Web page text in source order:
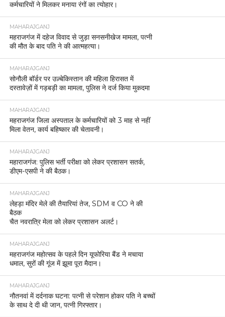
कर्मचारियों ने मिलकर मनाया रंगों का त्योहार।
MAHARAJGANJ
महराजगंज में दहेज विवाद से जुड़ा सनसनीखेज मामला, पत्नी
की मौत के बाद पति ने की आत्महत्या।
MAHARAJGANJ
सोनौली बॉर्डर पर उज़्बेकिस्तान की महिला हिरासत में
दस्तावेज़ों में गड़बड़ी का मामला, पुलिस ने दर्ज किया मुकदमा
MAHARAJGANJ
महराजगंज जिला अस्पताल के कर्मचारियों को 3 माह से नहीं
मिला वेतन, कार्य बहिष्कार की चेतावनी।
MAHARAJGANJ
महाराजगंज: पुलिस भर्ती परीक्षा को लेकर प्रशासन सतर्क,
डीएम-एसपी ने की बैठक।
MAHARAJGANJ
लेहड़ा मंदिर मेले की तैयारियां तेज, SDM व CO ने की
बैठक
चैत नवरात्रि मेला को लेकर प्रशासन अलर्ट।
MAHARAJGANJ
महराजगंज महोत्सव के पहले दिन यूफोरिया बैंड ने मचाया
धमाल, सुरों की गूंज में झूमा पूरा मैदान।
MAHARAJGANJ
नौतनवां में दर्दनाक घटना: पत्नी से परेशान होकर पति ने बच्चों
के साथ दे दी थी जान, पत्नी गिरफ्तार।